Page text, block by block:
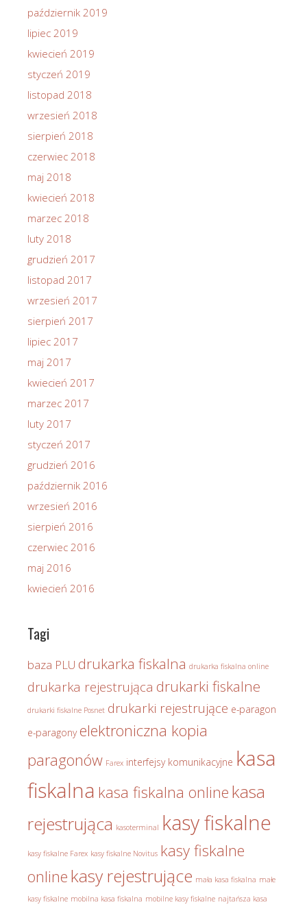
październik 2019
lipiec 2019
kwiecień 2019
styczeń 2019
listopad 2018
wrzesień 2018
sierpień 2018
czerwiec 2018
maj 2018
kwiecień 2018
marzec 2018
luty 2018
grudzień 2017
listopad 2017
wrzesień 2017
sierpień 2017
lipiec 2017
maj 2017
kwiecień 2017
marzec 2017
luty 2017
styczeń 2017
grudzień 2016
październik 2016
wrzesień 2016
sierpień 2016
czerwiec 2016
maj 2016
kwiecień 2016
Tagi
baza PLU drukarka fiskalna drukarka fiskalna online
drukarka rejestrująca drukarki fiskalne
drukarki fiskalne Posnet drukarki rejestrujące e-paragon
e-paragony elektroniczna kopia
paragonów Farex interfejsy komunikacyjne kasa
fiskalna kasa fiskalna online kasa
rejestrująca kasoterminal kasy fiskalne
kasy fiskalne Farex kasy fiskalne Novitus kasy fiskalne
online kasy rejestrujące mała kasa fiskalna małe
kasy fiskalne mobilna kasa fiskalna mobilne kasy fiskalne najtańsza kasa